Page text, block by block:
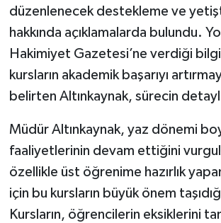
düzenlenecek destekleme ve
hakkında açıklamalarda bulundu.
Hakimiyet Gazetesi’ne verdiği
kursların akademik başarıyı
belirten Altınkaynak, sürecin
Müdür Altınkaynak, yaz dönemi
faaliyetlerinin devam ettiğini
özellikle üst öğrenime hazırlık
için bu kursların büyük önem
Kursların, öğrencilerin eksiklerini